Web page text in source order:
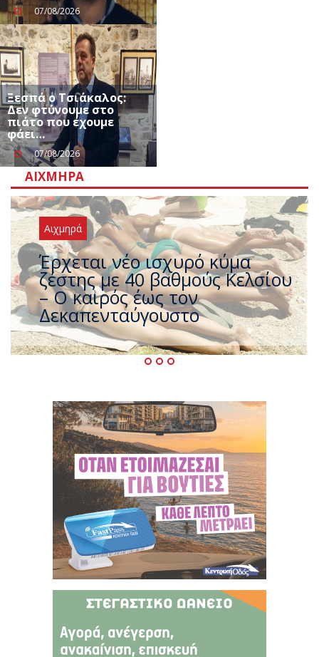
07/08/2026
Ξεσπά ο Τσιάκαλος:
Δεν φτύνουμε στο
πιάτο που έχουμε
φάει…
07/08/2026
ΑΙΧΜΗΡΆ
Αιχμηρά
Άφαντος ο Τσίπρας… την ώρα
που η χώρα καίγεται